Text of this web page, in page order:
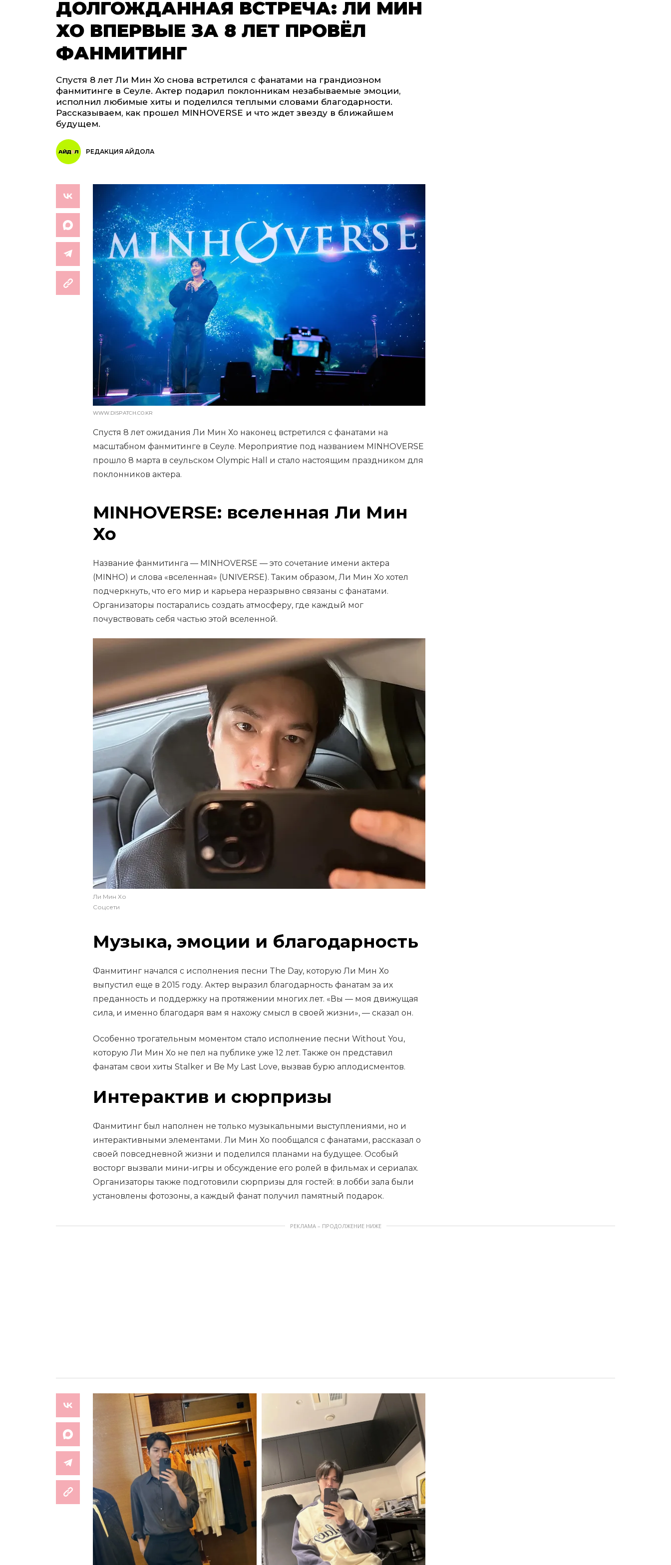
ДОЛГОЖДАННАЯ ВСТРЕЧА: ЛИ МИН
ХО ВПЕРВЫЕ ЗА 8 ЛЕТ ПРОВЁЛ
ФАНМИТИНГ
Спустя 8 лет Ли Мин Хо снова встретился с фанатами на грандиозном
фанмитинге в Сеуле. Актер подарил поклонникам незабываемые эмоции,
исполнил любимые хиты и поделился теплыми словами благодарности.
Рассказываем, как прошел MINHOVERSE и что ждет звезду в ближайшем
будущем.
РЕДАКЦИЯ АЙДОЛА
WWW.DISPATCH.CO.KR
Спустя 8 лет ожидания Ли Мин Хо наконец встретился с фанатами на
масштабном фанмитинге в Сеуле. Мероприятие под названием MINHOVERSE
прошло 8 марта в сеульском Olympic Hall и стало настоящим праздником для
поклонников актера.
MINHOVERSE: вселенная Ли Мин
Хо
Название фанмитинга — MINHOVERSE — это сочетание имени актера
(MINHO) и слова «вселенная» (UNIVERSE). Таким образом, Ли Мин Хо хотел
подчеркнуть, что его мир и карьера неразрывно связаны с фанатами.
Организаторы постарались создать атмосферу, где каждый мог
почувствовать себя частью этой вселенной.
Ли Мин Хо
Соцсети
Музыка, эмоции и благодарность
Фанмитинг начался с исполнения песни The Day, которую Ли Мин Хо
выпустил еще в 2015 году. Актер выразил благодарность фанатам за их
преданность и поддержку на протяжении многих лет. «Вы — моя движущая
сила, и именно благодаря вам я нахожу смысл в своей жизни», — сказал он.
Особенно трогательным моментом стало исполнение песни Without You,
которую Ли Мин Хо не пел на публике уже 12 лет. Также он представил
фанатам свои хиты Stalker и Be My Last Love, вызвав бурю аплодисментов.
Интерактив и сюрпризы
Фанмитинг был наполнен не только музыкальными выступлениями, но и
интерактивными элементами. Ли Мин Хо пообщался с фанатами, рассказал о
своей повседневной жизни и поделился планами на будущее. Особый
восторг вызвали мини-игры и обсуждение его ролей в фильмах и сериалах.
Организаторы также подготовили сюрпризы для гостей: в лобби зала были
установлены фотозоны, а каждый фанат получил памятный подарок.
РЕКЛАМА – ПРОДОЛЖЕНИЕ НИЖЕ